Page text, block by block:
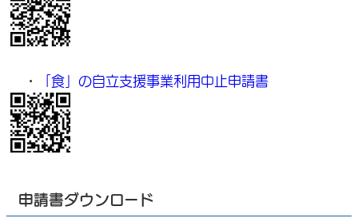
・ 「食」の自立支援事業利用中止申請書
申請書ダウンロード